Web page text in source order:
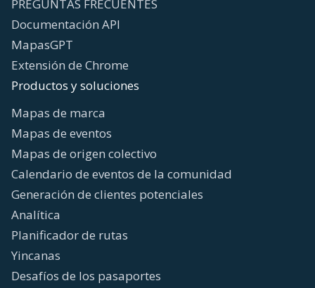
PREGUNTAS FRECUENTES
Documentación API
MapasGPT
Extensión de Chrome
Productos y soluciones
Mapas de marca
Mapas de eventos
Mapas de origen colectivo
Calendario de eventos de la comunidad
Generación de clientes potenciales
Analítica
Planificador de rutas
Yincanas
Desafíos de los pasaportes